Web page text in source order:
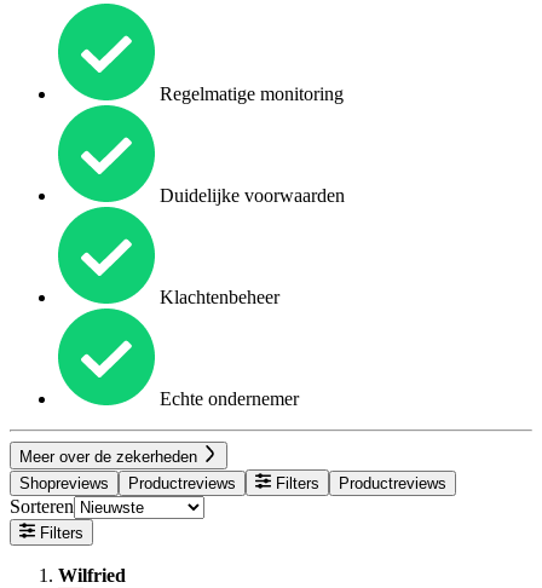
Regelmatige monitoring
Duidelijke voorwaarden
Klachtenbeheer
Echte ondernemer
Meer over de zekerheden
Shopreviews
Productreviews Filters Productreviews
Sorteren
Filters
Wilfried